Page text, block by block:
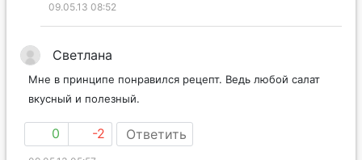
09.05.13 08:52
Светлана
Мне в принципе понравился рецепт. Ведь любой салат
вкусный и полезный.
0 -2 Ответить